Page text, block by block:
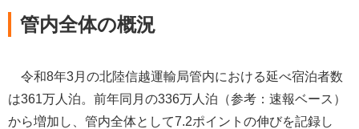
管内全体の概況
令和8年3月の北陸信越運輸局管内における延べ宿泊者数
は361万人泊。前年同月の336万人泊（参考：速報ベース）
から増加し、管内全体として7.2ポイントの伸びを記録し